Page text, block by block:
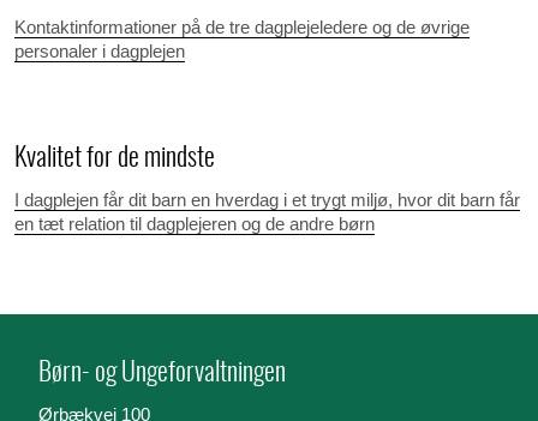
Kontaktinformationer på de tre dagplejeledere og de øvrige
personaler i dagplejen
Kvalitet for de mindste
I dagplejen får dit barn en hverdag i et trygt miljø, hvor dit barn får
en tæt relation til dagplejeren og de andre børn
Børn- og Ungeforvaltningen
Ørbækvej 100